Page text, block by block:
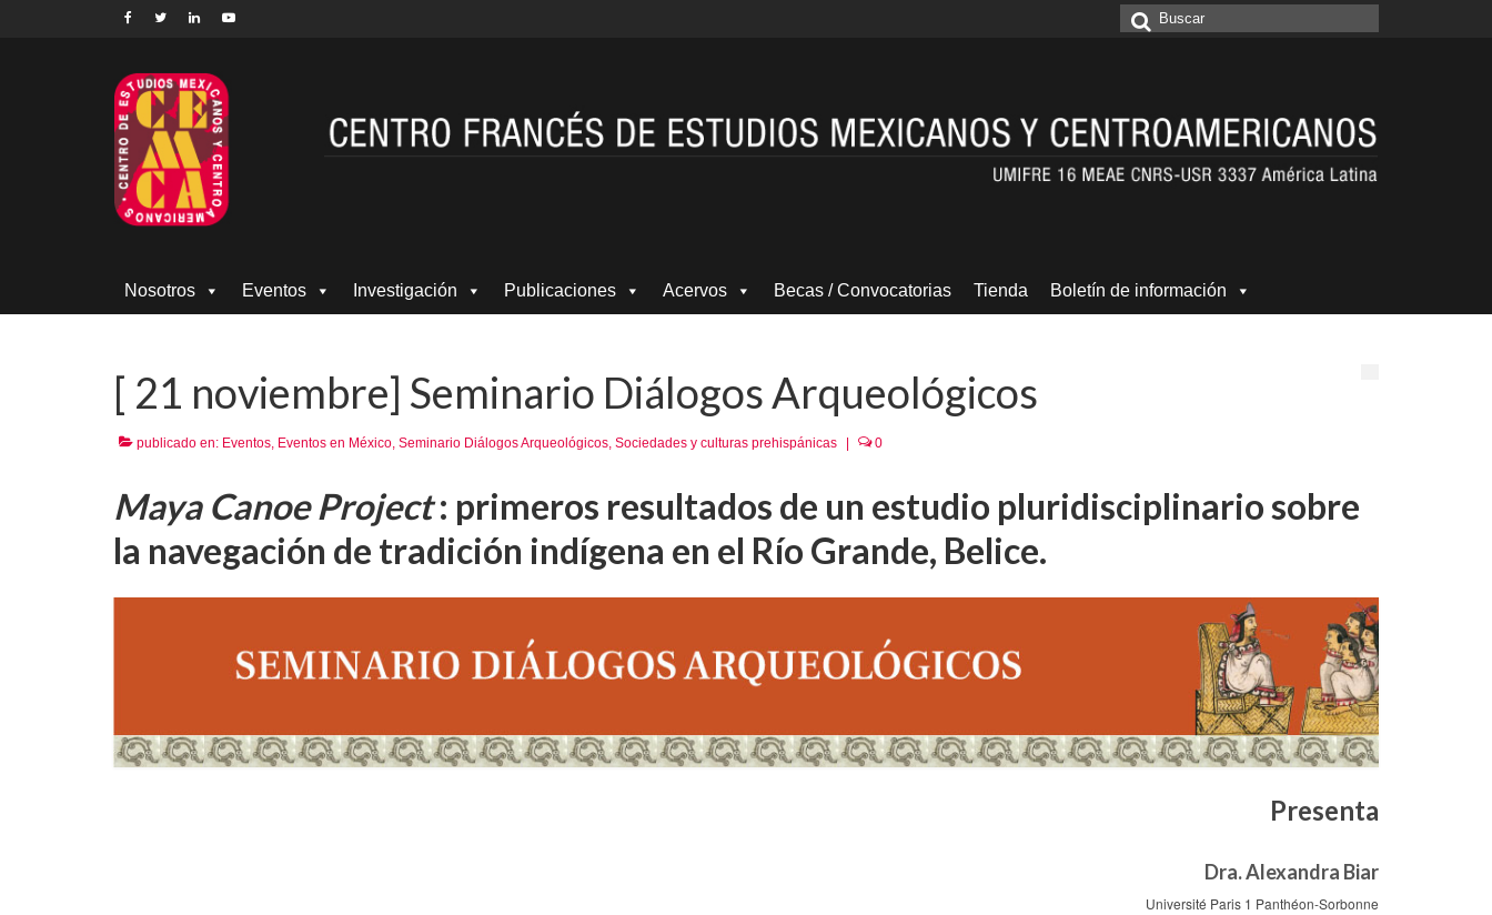
Buscar
Nosotros Eventos Investigación Publicaciones Acervos Becas / Convocatorias Tienda Boletín de información
[ 21 noviembre] Seminario Diálogos Arqueológicos
publicado en: Eventos Eventos en México Seminario Diálogos Arqueológicos Sociedades y culturas prehispánicas | 0
Maya Canoe Project: primeros resultados de un estudio pluridisciplinario sobre
la navegación de tradición indígena en el Río Grande, Belice.
Presenta
Dra. Alexandra Biar
Université Paris 1 Panthéon-Sorbonne